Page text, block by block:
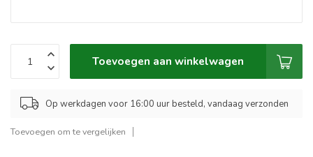
Toevoegen aan winkelwagen
Op werkdagen voor 16:00 uur besteld, vandaag verzonden
Toevoegen om te vergelijken